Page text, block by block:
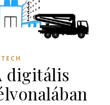
TECH
digitális